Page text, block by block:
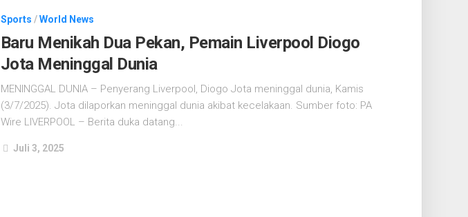
Sports /World News
Baru Menikah Dua Pekan, Pemain Liverpool Diogo
Jota Meninggal Dunia
MENINGGAL DUNIA – Penyerang Liverpool, Diogo Jota meninggal dunia, Kamis
(3/7/2025). Jota dilaporkan meninggal dunia akibat kecelakaan. Sumber foto: PA
Wire LIVERPOOL – Berita duka datang...
Juli 3, 2025